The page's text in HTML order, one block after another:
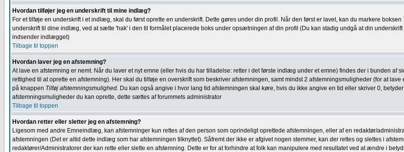
Hvordan tilføjer jeg en underskrift til mine indlæg?
For et tilføje en underskrift i et indlæg, skal du først oprette en underskrift. Dette gøres under din profil. Når den først er lavet, kan du markere boksen
underskrift til dine indlæg, ved at sætte 'hak' i den til formålet placerede boks under opsætningen af din profil (Du kan stadig undgå at din
indsender indlægget)
Tilbage til toppen
Hvordan laver jeg en afstemning?
At lave en afstemning er nemt. Når du laver et nyt emne (eller hvis du har tilladelse: retter i det første indlæg under et emne) findes der i bunden af
rettighed til at oprette en afstemning). Her skal du tilføje en overskrift som beskriver afstemningen, samt mindst 2 afstemningsmuligheder (for at
på knappen Tilføj afstemningsmulighed. Du kan også angive i hvor lang tid afstemningen skal køre, hvis du ikke angive en tid eller skriver 0,
afstemningsmuligheder du kan oprette, dette sættes af forummets administrator
Tilbage til toppen
Hvordan retter eller sletter jeg en afstemning?
Ligesom med andre Emneindlæg, kan afstemninger kun rettes af den person som oprindeligt oprettede afstemningen, eller af en redaktør/
afstemningen (Det er altid dette indlæg som har afstemningen tilknyttet). Såfremt der ikke er afgivet nogen stemmer, kan der rettes og slettes i
redaktører/Administratorer der kan rette eller slette en afstemning. Dette er for at forhindre at folk kan manipulere med resultatet ved at ændre i